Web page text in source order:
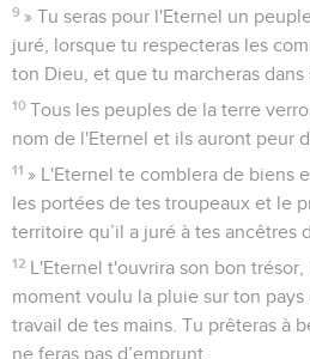
9 » Tu seras pour l'Eternel un
juré, lorsque tu respecteras les
ton Dieu, et que tu marcheras dans
10 Tous les peuples de la terre
nom de l'Eternel et ils auront peur
11 » L'Eternel te comblera de biens
les portées de tes troupeaux et le
territoire qu’il a juré à tes ancêtres
12 L'Eternel t'ouvrira son bon
moment voulu la pluie sur ton
travail de tes mains. Tu prêteras à
ne feras pas d’emprunt.